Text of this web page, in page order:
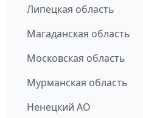
Липецкая область
Магаданская область
Московская область
Мурманская область
Ненецкий АО